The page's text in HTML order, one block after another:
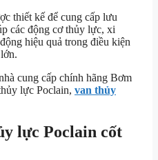
thiết kế để cung cấp lưu
các động cơ thủy lực, xi
hiệu quả trong điều kiện
cung cấp chính hãng Bơm
lực Poclain, van thủy
lực Poclain cốt